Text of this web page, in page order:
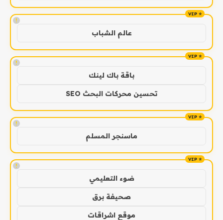
!
عالم الشباب
!
باقة باك لينك
تحسين محركات البحث SEO
!
ماسنجر المسلم
!
ضوء التعليمي
صحيفة برق
موقع اشراقات